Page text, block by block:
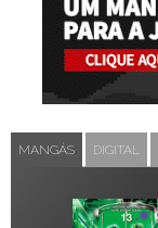
MANGÁS DIGITAL